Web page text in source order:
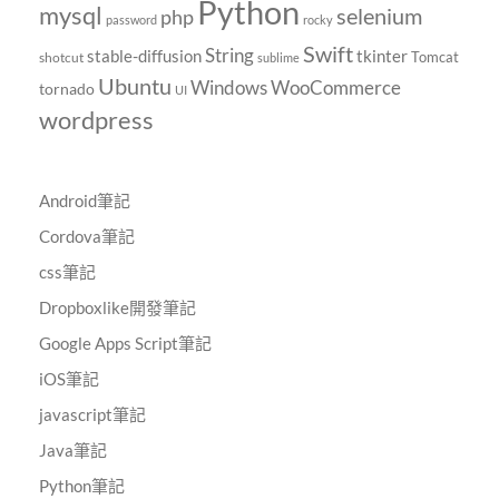
mysql password php Python rocky selenium
shotcut stable-diffusionString sublime SwifttkinterTomcat
tornado Ubuntu UI WindowsWooCommerce
wordpress
Android筆記
Cordova筆記
css筆記
Dropboxlike開發筆記
Google Apps Script筆記
iOS筆記
javascript筆記
Java筆記
Python筆記